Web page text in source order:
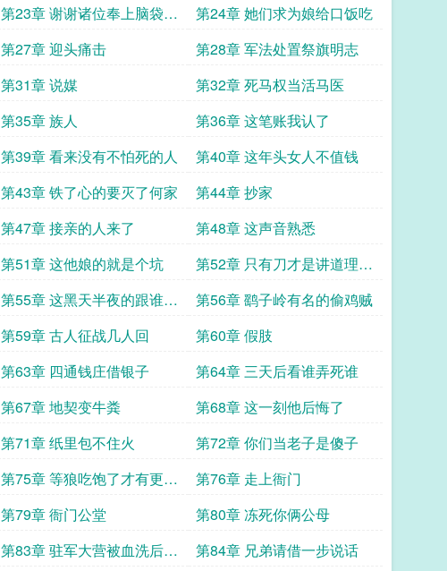
第23章 谢谢诸位奉上脑袋让
我试刀
第24章 她们求为娘给口饭吃
第27章 迎头痛击
第28章 军法处置祭旗明志
第31章 说媒
第32章 死马权当活马医
第35章 族人
第36章 这笔账我认了
第39章 看来没有不怕死的人
第40章 这年头女人不值钱
第43章 铁了心的要灭了何家
第44章 抄家
第47章 接亲的人来了
第48章 这声音熟悉
第51章 这他娘的就是个坑
第52章 只有刀才是讲道理的
资格
第55章 这黑天半夜的跟谁战
斗
第56章 鹞子岭有名的偷鸡贼
第59章 古人征战几人回
第60章 假肢
第63章 四通钱庄借银子
第64章 三天后看谁弄死谁
第67章 地契变牛粪
第68章 这一刻他后悔了
第71章 纸里包不住火
第72章 你们当老子是傻子
第75章 等狼吃饱了才有更多
的狼粪
第76章 走上衙门
第79章 衙门公堂
第80章 冻死你俩公母
第83章 驻军大营被血洗后的
第84章 兄弟请借一步说话